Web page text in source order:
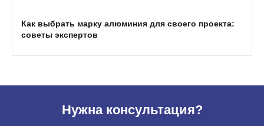
Как выбрать марку алюминия для своего проекта:
советы экспертов
Нужна консультация?